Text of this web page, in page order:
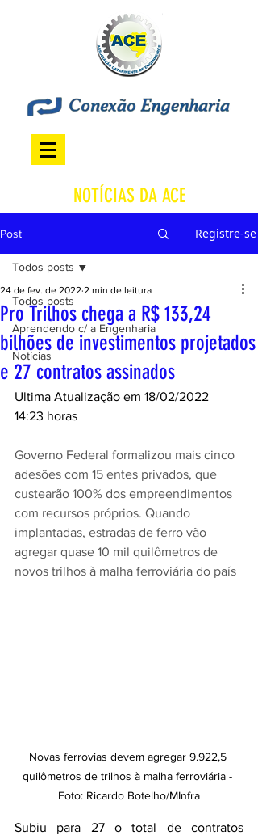
NOTÍCIAS DA ACE
Post Registre-se
Todos posts
Aprendendo c/ a Engenharia
Notícias
Todos posts
Pro Trilhos chega a R$ 133,24
bilhões de investimentos projetados
e 27 contratos assinados
24 de fev. de 2022 2 min de leitura
Ultima Atualização em 18/02/2022
14:23 horas
Governo Federal formalizou mais cinco
adesões com 15 entes privados, que
custearão 100% dos empreendimentos
com recursos próprios. Quando
implantadas, estradas de ferro vão
agregar quase 10 mil quilômetros de
novos trilhos à malha ferroviária do país
Novas ferrovias devem agregar 9.922,5
quilômetros de trilhos à malha ferroviária -
Foto: Ricardo Botelho/MInfra
Subiu para 27 o total de contratos